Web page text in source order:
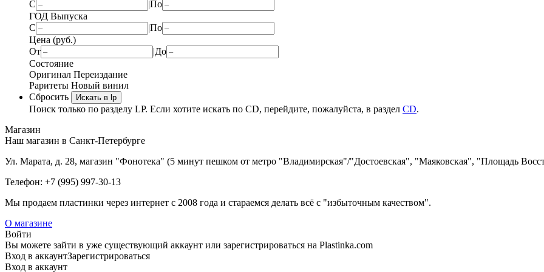
С
|По
ГОД Выпуска
С
|По
Цена (руб.)
От
|До
Состояние
Оригинал Переиздание
Раритеты Новый винил
Сбросить
Искать в lp
Поиск только по разделу LP. Если хотите искать по CD, перейдите, пожалуйста, в раздел CD.
Магазин
Наш магазин в Санкт-Петербурге
Ул. Марата, д. 28, магазин "Фонотека" (5 минут пешком от метро "Владимирская"/"Достоевская", "Маяковская", "Площадь
Телефон: +7 (995) 997-30-13
Мы продаем пластинки через интернет c 2008 года и стараемся делать всё с "избыточным качеством".
О магазине
Войти
Вы можете зайти в уже существующий аккаунт или зарегистрироваться на Plastinka.com
Вход в аккаунтЗарегистрироваться
Вход в аккаунт